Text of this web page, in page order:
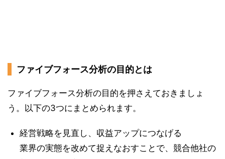
ファイブフォース分析の目的とは
ファイブフォース分析の目的を押さえておきましょ
う。以下の3つにまとめられます。
経営戦略を見直し、収益アップにつなげる
業界の実態を改めて捉えなおすことで、競合他社の